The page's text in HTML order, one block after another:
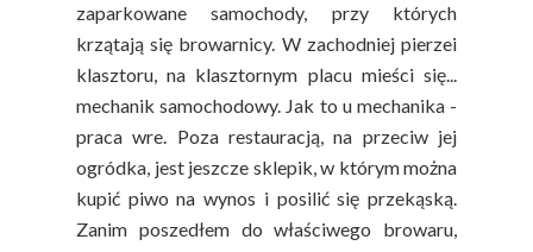
zaparkowane samochody, przy których
krzątają się browarnicy. W zachodniej pierzei
klasztoru, na klasztornym placu mieści się...
mechanik samochodowy. Jak to u mechanika -
praca wre. Poza restauracją, na przeciw jej
ogródka, jest jeszcze sklepik, w którym można
kupić piwo na wynos i posilić się przekąską.
Zanim poszedłem do właściwego browaru,